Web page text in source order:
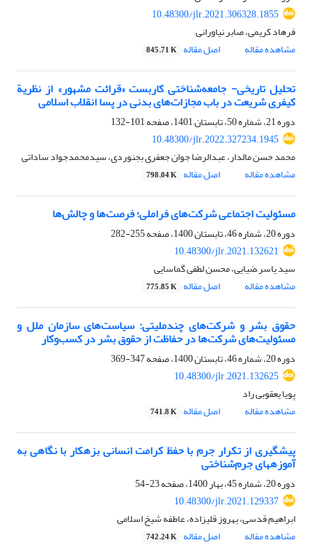
10.48300/jlr.2021.306328.1855
فرهاد کریمی، صابر نیاورانی
مشاهده مقاله
اصل مقاله 845.71 K
تحلیل تاریخی- جامعه‌شناختی کاربست «قرائت مشهور» از نظریة
کیفری شریعت در باب مجازات‌های بدنی در پسا انقلاب اسلامی
دوره 21، شماره 50، تابستان 1401، صفحه
101-132
10.48300/jlr.2022.327234.1945
محمد حسن مالدار، عبدالرضا جوان جعفری بجنوردی، سیدمحمدجواد ساداتی
مشاهده مقاله
اصل مقاله 798.04 K
مسئولیت اجتماعی شرکت‌های فراملی؛ فرصت‌ها و چالش‌ها
دوره 20، شماره 46، تابستان 1400، صفحه
255-282
10.48300/jlr.2021.132621
سید یاسر ًضیایی، محسن لطفی گماسایی
مشاهده مقاله
اصل مقاله 775.85 K
حقوق بشر و شرکت‌های چندملیتی: سیاست‌های سازمان ملل و
مسئولیت‌های شرکت‌ها در حفاظت از حقوق بشر در کسب‌وکار
دوره 20، شماره 46، تابستان 1400، صفحه
347-369
10.48300/jlr.2021.132625
پویا یعقوبی راد
مشاهده مقاله
اصل مقاله 741.8 K
پیشگیری از تکرار جرم با حفظ کرامت انسانی بزهکار با نگاهی به
آموزه‮های جرم‌شناختی
دوره 20، شماره 45، بهار 1400، صفحه
23-54
10.48300/jlr.2021.129337
ابراهیم قدسی، بهروز قلیزاده، عاطفه شیخ اسلامی
مشاهده مقاله
اصل مقاله 742.24 K